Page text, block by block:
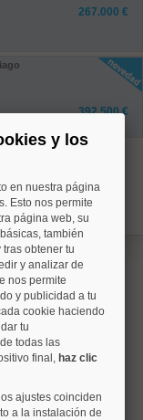
267.000 €
392.500 €
y los
en nuestra página
Esto nos permite
página web, su
también
obtener tu
y analizar de
nos permite
y publicidad a tu
cookie haciendo
tu
todas las
final, haz clic
ajustes coinciden
a la instalación de